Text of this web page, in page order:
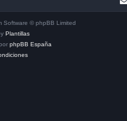
Software © phpBB Limited
Plantillas
phpBB España